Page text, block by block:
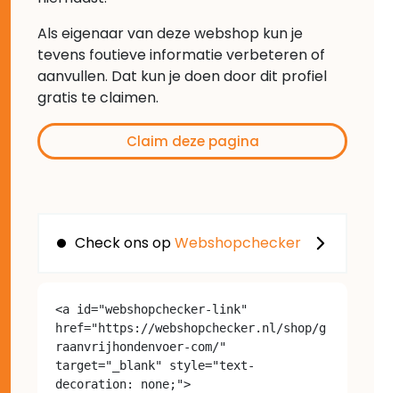
Als eigenaar van deze webshop kun je
tevens foutieve informatie verbeteren of
aanvullen. Dat kun je doen door dit profiel
gratis te claimen.
Claim deze pagina
Check ons opWebshopchecker
<a id="webshopchecker-link"
href="https://webshopchecker.nl/shop/g
raanvrijhondenvoer-com/"
target="_blank" style="text-
decoration: none;">